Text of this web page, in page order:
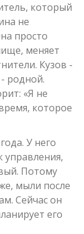
который
не
просто
меняет
Кузов -
родной.
«Я не
которое
У него
управления,
Потому
мыли после
Сейчас он
его